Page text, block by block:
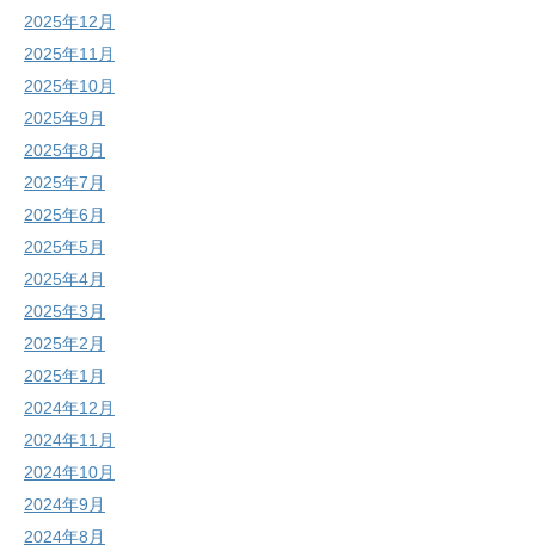
2025年12月
2025年11月
2025年10月
2025年9月
2025年8月
2025年7月
2025年6月
2025年5月
2025年4月
2025年3月
2025年2月
2025年1月
2024年12月
2024年11月
2024年10月
2024年9月
2024年8月